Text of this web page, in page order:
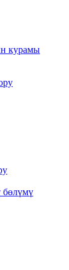
курамы
бөлүмү